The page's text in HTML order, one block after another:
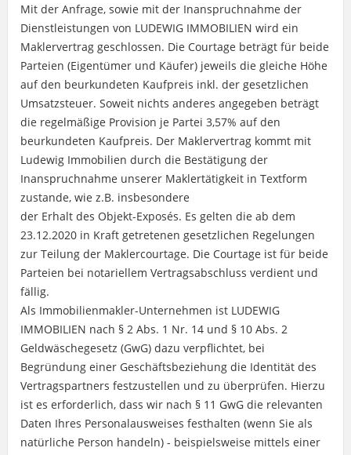
Mit der Anfrage, sowie mit der Inanspruchnahme der
Dienstleistungen von LUDEWIG IMMOBILIEN wird ein
Maklervertrag geschlossen. Die Courtage beträgt für beide
Parteien (Eigentümer und Käufer) jeweils die gleiche Höhe
auf den beurkundeten Kaufpreis inkl. der gesetzlichen
Umsatzsteuer. Soweit nichts anderes angegeben beträgt
die regelmäßige Provision je Partei 3,57% auf den
beurkundeten Kaufpreis. Der Maklervertrag kommt mit
Ludewig Immobilien durch die Bestätigung der
Inanspruchnahme unserer Maklertätigkeit in Textform
zustande, wie z.B. insbesondere
der Erhalt des Objekt-Exposés. Es gelten die ab dem
23.12.2020 in Kraft getretenen gesetzlichen Regelungen
zur Teilung der Maklercourtage. Die Courtage ist für beide
Parteien bei notariellem Vertragsabschluss verdient und
fällig.
Als Immobilienmakler-Unternehmen ist LUDEWIG
IMMOBILIEN nach § 2 Abs. 1 Nr. 14 und § 10 Abs. 2
Geldwäschegesetz (GwG) dazu verpflichtet, bei
Begründung einer Geschäftsbeziehung die Identität des
Vertragspartners festzustellen und zu überprüfen. Hierzu
ist es erforderlich, dass wir nach § 11 GwG die relevanten
Daten Ihres Personalausweises festhalten (wenn Sie als
natürliche Person handeln) - beispielsweise mittels einer